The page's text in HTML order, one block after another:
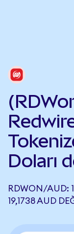
Doları
RDWON/AUD:
19,1738 AUD